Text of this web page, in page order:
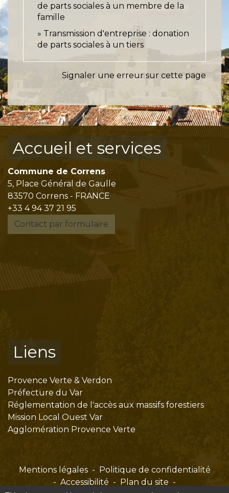
de parts sociales à un membre de la
famille
Transmission d'entreprise : donation
de parts sociales à un tiers
Signaler une erreur sur cette page
Accueil et services
Commune de Correns
5, Place Général de Gaulle
83570 Correns - FRANCE
+33 4 94 37 21 95
Contact par formulaire
Liens
Provence Verte & Verdon
Préfecture du Var
Réglementation de l'accès aux massifs forestiers
Mission Local Ouest Var
Agglomération Provence Verte
Mentions légales - Politique de confidentialité
- Accessibilité - Plan du site -